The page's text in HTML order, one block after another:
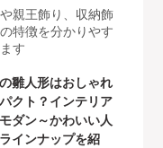
親王飾り、収納飾
特徴を分かりやす
す
雛人形はおしゃれ
クト？インテリア
ダン～かわいい人
インナップを紹